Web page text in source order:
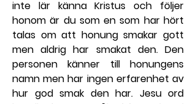
inte lär känna Kristus och följer
honom är du som en som har hört
talas om att honung smakar gott
men aldrig har smakat den. Den
personen känner till honungens
namn men har ingen erfarenhet av
hur god smak den har. Jesu ord